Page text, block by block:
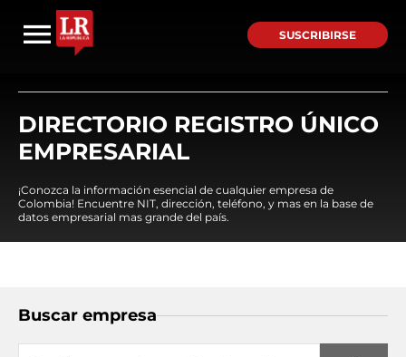
SUSCRIBIRSE
DIRECTORIO REGISTRO ÚNICO
EMPRESARIAL
¡Conozca la información esencial de cualquier empresa de
Colombia! Encuentre NIT, dirección, teléfono, y mas en la base de
datos empresarial mas grande del país.
Buscar empresa